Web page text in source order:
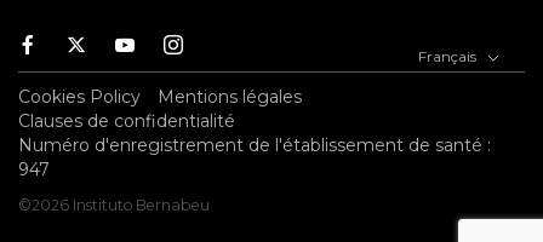
Facebook
TwitterYoutubeInstagram Français
Cookies Policy
Mentions légales
Clauses de confidentialité
Numéro d'enregistrement de l'établissement de santé :
947
©2026 Instituto Bernabeu